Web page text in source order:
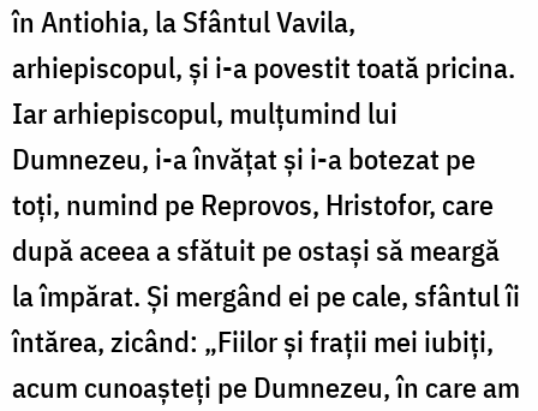
în Antiohia, la Sfântul Vavila,
arhiepiscopul, și i-a povestit toată pricina.
Iar arhiepiscopul, mulțumind lui
Dumnezeu, i-a învățat și i-a botezat pe
toți, numind pe Reprovos, Hristofor, care
după aceea a sfătuit pe ostași să meargă
la împărat. Și mergând ei pe cale, sfântul îi
întărea, zicând: „Fiilor și frații mei iubiți,
acum cunoașteți pe Dumnezeu, în care am